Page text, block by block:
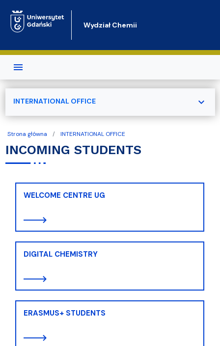
Wydział Chemii
Strona główna INTERNATIONAL OFFICE
INCOMING STUDENTS
WELCOME CENTRE UG
DIGITAL CHEMISTRY
ERASMUS+ STUDENTS
INTERNATIONAL OFFICE expand_more